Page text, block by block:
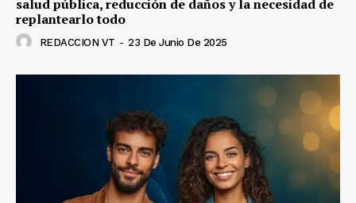
salud pública, reducción de daños y la necesidad de
replantearlo todo
REDACCION VT - 23 De Junio De 2025